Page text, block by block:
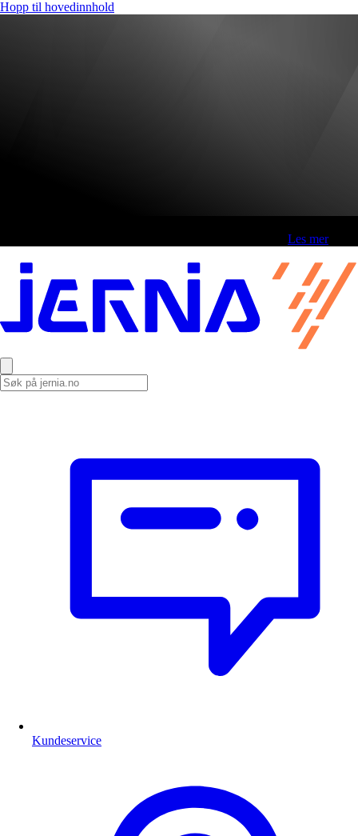
Hopp til hovedinnhold
Les mer
Kundeservice